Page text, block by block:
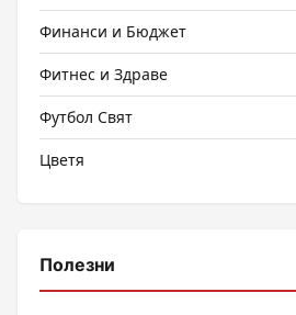
Финанси и Бюджет
Фитнес и Здраве
Футбол Свят
Цветя
Полезни